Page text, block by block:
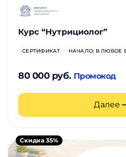
Курс “Нутрициолог”
СЕРТИФИКАТ НАЧАЛО: В ЛЮБОЕ
80 000 руб. Промокод
Далее
Скидка 35%